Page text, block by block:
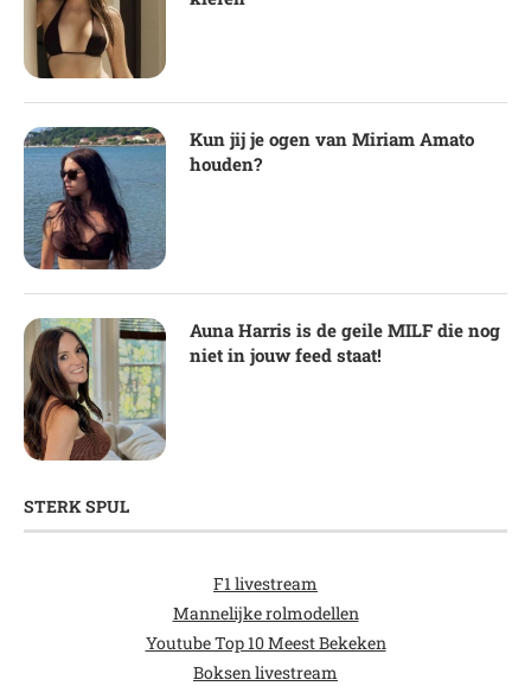
Kun jij je ogen van Miriam Amato
houden?
Auna Harris is de geile MILF die nog
niet in jouw feed staat!
STERK SPUL
F1 livestream
Mannelijke rolmodellen
Youtube Top 10 Meest Bekeken
Boksen livestream